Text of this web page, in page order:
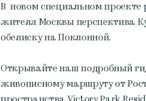
В новом специальном проекте
жителя Москвы перспектива
обелиску на Поклонной.
Открывайте наш подробный
живописному маршруту от